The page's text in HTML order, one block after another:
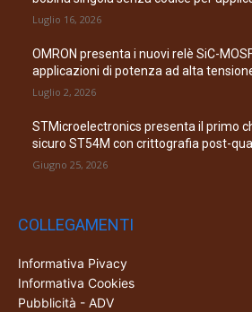
Luglio 16, 2026
OMRON presenta i nuovi relè SiC-
applicazioni di potenza ad alta
Luglio 2, 2026
STMicroelectronics presenta il primo
sicuro ST54M con crittografia post-
Giugno 25, 2026
COLLEGAMENTI
Informativa Pivacy
Informativa Cookies
Pubblicità - ADV